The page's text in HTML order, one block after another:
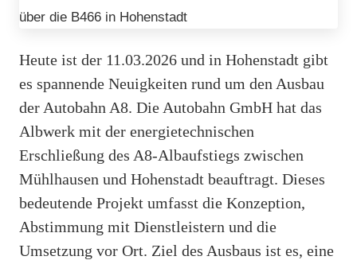
Heute ist der 11.03.2026 und in Hohenstadt gibt
es spannende Neuigkeiten rund um den Ausbau
der Autobahn A8. Die Autobahn GmbH hat das
Albwerk mit der energietechnischen
Erschließung des A8-Albaufstiegs zwischen
Mühlhausen und Hohenstadt beauftragt. Dieses
bedeutende Projekt umfasst die Konzeption,
Abstimmung mit Dienstleistern und die
Umsetzung vor Ort. Ziel des Ausbaus ist es, eine